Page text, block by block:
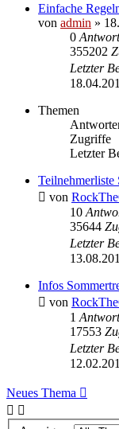
Einfache
von admin »
0
355202
Letzter
Themen
Zugriffe
Letzter
Teilnehmerliste
von
10
35644
Letzter
Infos
von
1
17553
Letzter
Neues Thema